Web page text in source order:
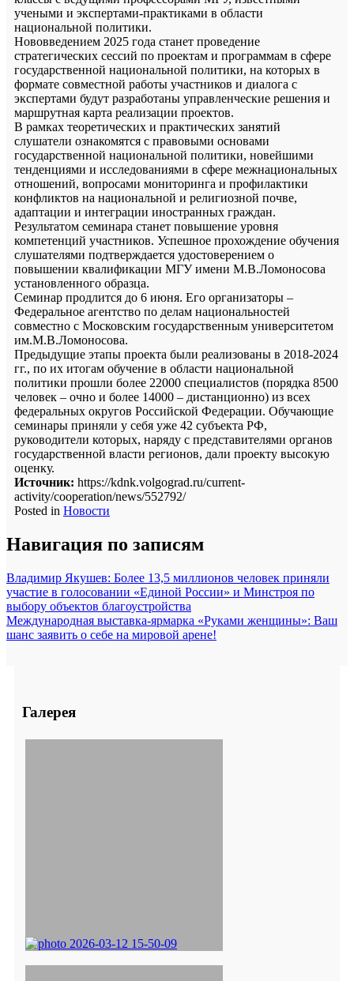
учеными и экспертами-практиками в области
национальной политики.
Нововведением 2025 года станет проведение
стратегических сессий по проектам и программам в сфере
государственной национальной политики, на которых в
формате совместной работы участников и диалога с
экспертами будут разработаны управленческие решения и
маршрутная карта реализации проектов.
В рамках теоретических и практических занятий
слушатели ознакомятся с правовыми основами
государственной национальной политики, новейшими
тенденциями и исследованиями в сфере межнациональных
отношений, вопросами мониторинга и профилактики
конфликтов на национальной и религиозной почве,
адаптации и интеграции иностранных граждан.
Результатом семинара станет повышение уровня
компетенций участников. Успешное прохождение обучения
слушателями подтверждается удостоверением о
повышении квалификации МГУ имени М.В.Ломоносова
установленного образца.
Семинар продлится до 6 июня. Его организаторы –
Федеральное агентство по делам национальностей
совместно с Московским государственным университетом
им.М.В.Ломоносова.
Предыдущие этапы проекта были реализованы в 2018-2024
гг., по их итогам обучение в области национальной
политики прошли более 22000 специалистов (порядка 8500
человек – очно и более 14000 – дистанционно) из всех
федеральных округов Российской Федерации. Обучающие
семинары приняли у себя уже 42 субъекта РФ,
руководители которых, наряду с представителями органов
государственной власти регионов, дали проекту высокую
оценку.
Источник: https://kdnk.volgograd.ru/current-
activity/cooperation/news/552792/
Posted in Новости
Навигация по записям
Владимир Якушев: Более 13,5 миллионов человек приняли
участие в голосовании «Единой России» и Минстроя по
выбору объектов благоустройства
Международная выставка-ярмарка «Руками женщины»: Ваш
шанс заявить о себе на мировой арене!
Галерея